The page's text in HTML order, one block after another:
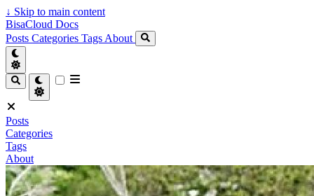
↓ Skip to main content
BisaCloud Docs
Posts Categories Tags About
Posts
Categories
Tags
About